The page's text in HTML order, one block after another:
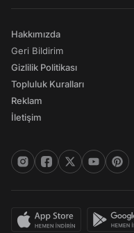
Hakkımızda
Geri Bildirim
Gizlilik Politikası
Topluluk Kuralları
Reklam
İletişim